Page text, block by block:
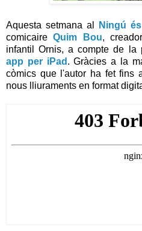
Aquesta setmana al Ningú
comicaireQuim Bou,
infantil Ornis, a compte de la
app per iPad . Gràcies a la
còmics que l'autor ha fet fins
nous lliuraments en format